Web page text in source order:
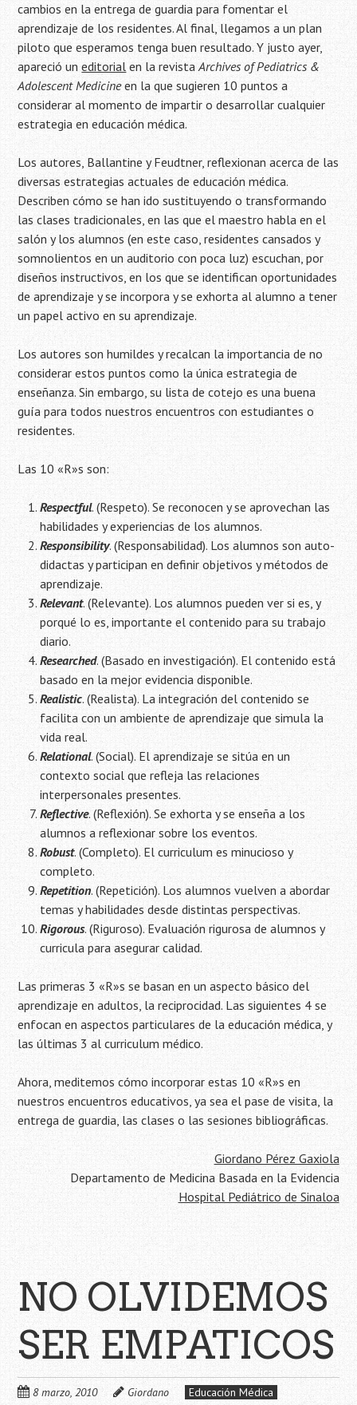
cambios en la entrega de guardia para fomentar el
aprendizaje de los residentes. Al final, llegamos a un plan
piloto que esperamos tenga buen resultado. Y justo ayer,
apareció uneditorial en la revistaArchives of Pediatrics &
Adolescent Medicineen la que sugieren 10 puntos a
considerar al momento de impartir o desarrollar cualquier
estrategia en educación médica.
Los autores, Ballantine y Feudtner, reflexionan acerca de las
diversas estrategias actuales de educación médica.
Describen cómo se han ido sustituyendo o transformando
las clases tradicionales, en las que el maestro habla en el
salón y los alumnos (en este caso, residentes cansados y
somnolientos en un auditorio con poca luz) escuchan, por
diseños instructivos, en los que se identifican oportunidades
de aprendizaje y se incorpora y se exhorta al alumno a tener
un papel activo en su aprendizaje.
Los autores son humildes y recalcan la importancia de no
considerar estos puntos como la única estrategia de
enseñanza. Sin embargo, su lista de cotejo es una buena
guía para todos nuestros encuentros con estudiantes o
residentes.
Las 10 «R»s son:
Respectful. (Respeto). Se reconocen y se aprovechan las
habilidades y experiencias de los alumnos.
Responsibility. (Responsabilidad). Los alumnos son auto-
didactas y participan en definir objetivos y métodos de
aprendizaje.
Relevant. (Relevante). Los alumnos pueden ver si es, y
porqué lo es, importante el contenido para su trabajo
diario.
Researched. (Basado en investigación). El contenido está
basado en la mejor evidencia disponible.
Realistic. (Realista). La integración del contenido se
facilita con un ambiente de aprendizaje que simula la
vida real.
Relational. (Social). El aprendizaje se sitúa en un
contexto social que refleja las relaciones
interpersonales presentes.
Reflective. (Reflexión). Se exhorta y se enseña a los
alumnos a reflexionar sobre los eventos.
Robust. (Completo). El curriculum es minucioso y
completo.
Repetition. (Repetición). Los alumnos vuelven a abordar
temas y habilidades desde distintas perspectivas.
Rigorous. (Riguroso). Evaluación rigurosa de alumnos y
curricula para asegurar calidad.
Las primeras 3 «R»s se basan en un aspecto básico del
aprendizaje en adultos, la reciprocidad. Las siguientes 4 se
enfocan en aspectos particulares de la educación médica, y
las últimas 3 al curriculum médico.
Ahora, meditemos cómo incorporar estas 10 «R»s en
nuestros encuentros educativos, ya sea el pase de visita, la
entrega de guardia, las clases o las sesiones bibliográficas.
Giordano Pérez Gaxiola
Departamento de Medicina Basada en la Evidencia
Hospital Pediátrico de Sinaloa
NO OLVIDEMOS
SER EMPATICOS
8 marzo, 2010 Giordano
Educación Médica